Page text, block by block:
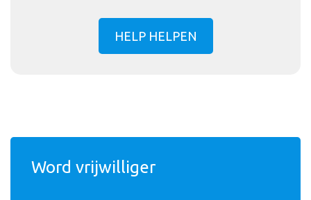
HELP HELPEN
Word vrijwilliger